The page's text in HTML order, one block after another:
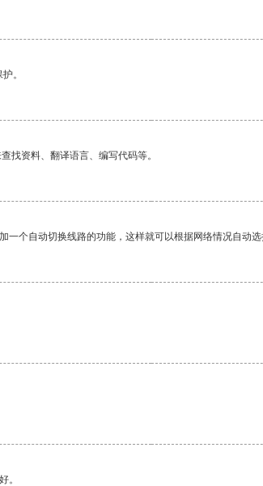
。
找资料、翻译语言、编写代码等。
个自动切换线路的功能，这样就可以根据网络情况自动选
。